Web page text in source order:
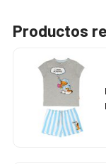
Productos